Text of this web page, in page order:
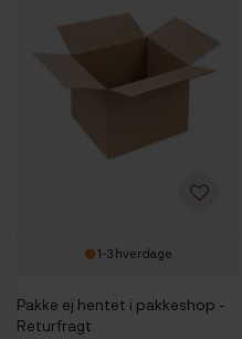
1-3 hverdage
Pakke ej hentet i pakkeshop -
Returfragt